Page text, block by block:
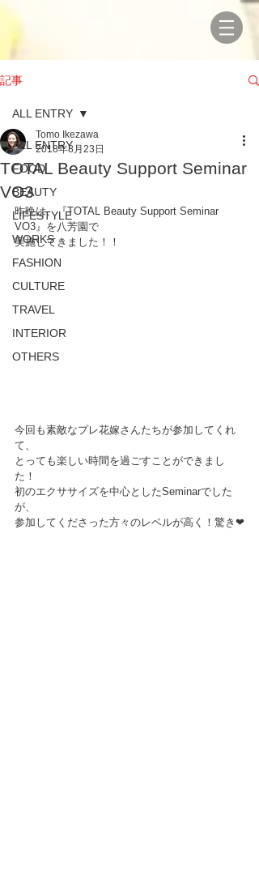
記事
ALL ENTRY
FOOD
BEAUTY
LIFESTYLE
WORKS
FASHION
CULTURE
TRAVEL
INTERIOR
OTHERS
ALL ENTRY
TOTAL Beauty Support Seminar
VO3
Tomo Ikezawa
2018年8月23日
昨晩は、『TOTAL Beauty Support Seminar
VO3』を八芳園で
実施してきました！！
今回も素敵なプレ花嫁さんたちが参加してくれ
て、
とっても楽しい時間を過ごすことができまし
た！
初のエクササイズを中心としたSeminarでした
が、
参加してくださった方々のレベルが高く！驚き❤